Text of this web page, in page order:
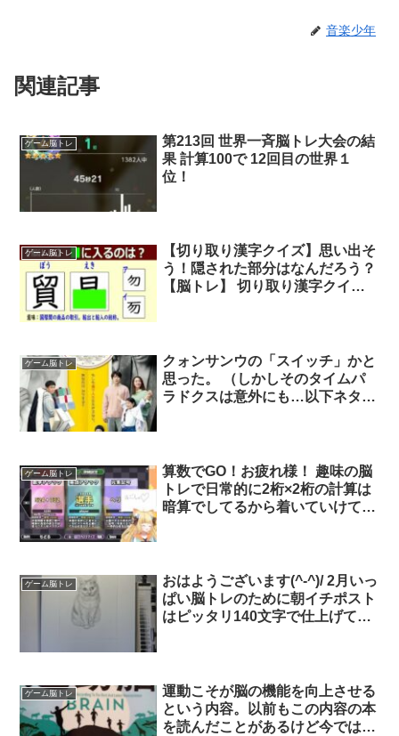
音楽少年
関連記事
ゲーム脳トレ
第213回 世界一斉脳トレ大会の結
果 計算100で 12回目の世界１
位！
ゲーム脳トレ
【切り取り漢字クイズ】思い出そ
う！隠された部分はなんだろう？
【脳トレ】 切り取り漢字クイ
ゲーム脳トレ
クォンサンウの「スイッチ」かと
思った。 （しかしそのタイムパ
ラドクスは意外にも…以下ネタバ
ゲーム脳トレ
算数でGO！お疲れ様！ 趣味の脳
トレで日常的に2桁×2桁の計算は
暗算でしてるから着いていけてた
ごくじーにあすだった！ ペンタ
ブで最初に書いてくれるのが↓な
所が本当に可愛い☺️
ゲーム脳トレ
おはようございます(^-^)/ 2月いっ
ぱい脳トレのために朝イチポスト
はピッタリ140文字で仕上げてき
た。猫を飼ったことが無いので写
真頼りですが、描いていると猫も
かわいいなあと思っちゃいますね
ゲーム脳トレ
運動こそが脳の機能を向上させる
という内容。以前もこの内容の本
を読んだことがあるけど今では定